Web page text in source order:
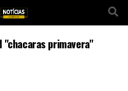
primavera"